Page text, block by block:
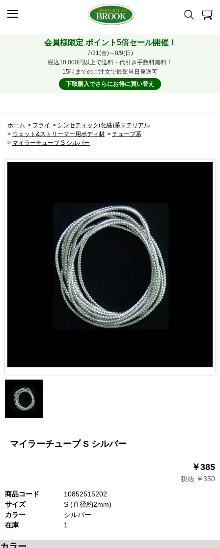
会員様限定 ポイント5倍セール開催！
7/31(金)～8/9(日)
税込10,000円以上で送料・代引き手数料無料！
15時までのご注文で最短当日発送可
下取購入でさらにお得に買い替え
ホーム > フライ > シンセティック(化繊)系マテリアル
> ウェット&ストリーマー用ボディ材 > チューブ系
> マイラーチューブ S シルバー
マイラーチューブ S シルバー
￥385
税抜 ￥350
商品コード
10852515202
サイズ
S (直径約2mm)
カラー
シルバー
在庫
1